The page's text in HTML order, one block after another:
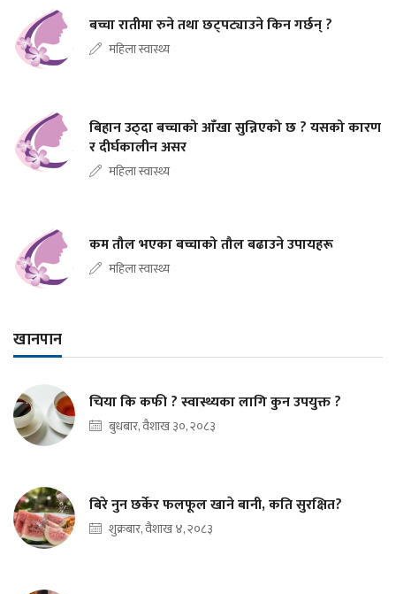
बच्चा रातीमा रुने तथा छट्पट्याउने किन गर्छन् ?
महिला स्वास्थ्य
बिहान उठ्दा बच्चाको आँखा सुन्निएको छ ? यसको कारण
र दीर्घकालीन असर
महिला स्वास्थ्य
कम तौल भएका बच्चाको तौल बढाउने उपायहरू
महिला स्वास्थ्य
खानपान
चिया कि कफी ? स्वास्थ्यका लागि कुन उपयुक्त ?
बुधबार, वैशाख ३०, २०८३
बिरे नुन छर्केर फलफूल खाने बानी, कति सुरक्षित?
शुक्रबार, वैशाख ४, २०८३